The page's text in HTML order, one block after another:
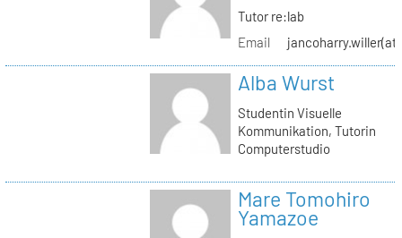
Tutor re:lab
Email
Alba Wurst
Studentin Visuelle
Kommunikation, Tutorin
Computerstudio
Mare Tomohiro
Yamazoe